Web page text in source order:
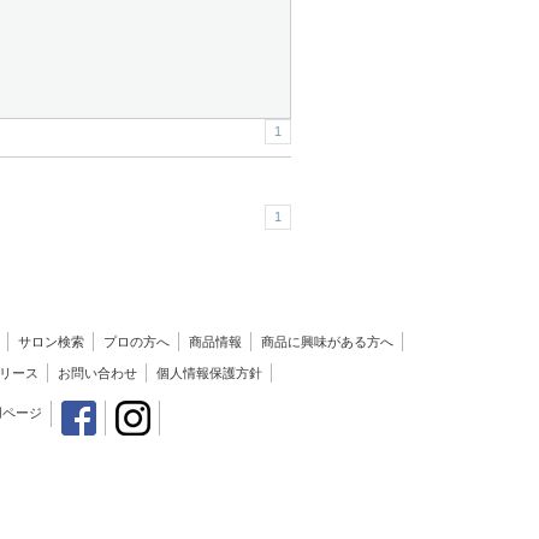
1
1
サロン検索 プロの方へ 商品情報 商品に興味がある方へ
ース お問い合わせ 個人情報保護方針
ージ